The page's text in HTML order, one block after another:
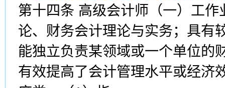
第十四条 高级会计师（一）工
论、财务会计理论与实务；具有
能独立负责某领域或一个单位的
有效提高了会计管理水平或经济